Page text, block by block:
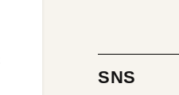
SNS